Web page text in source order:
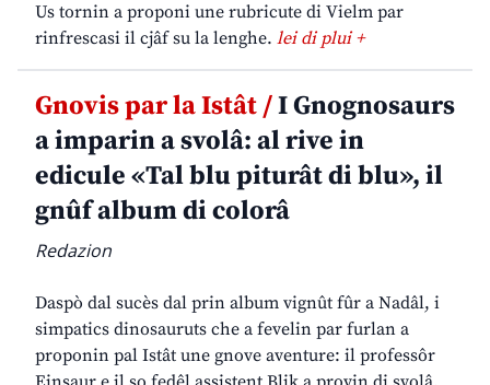
Us tornin a proponi une rubricute di Vielm par
rinfrescasi il cjâf su la lenghe. lei di plui +
Gnovis par la Istât /I Gnognosaurs
a imparin a svolâ: al rive in
edicule «Tal blu piturât di blu», il
gnûf album di colorâ
Redazion
Daspò dal sucès dal prin album vignût fûr a Nadâl, i
simpatics dinosauruts che a fevelin par furlan a
proponin pal Istât une gnove aventure: il professôr